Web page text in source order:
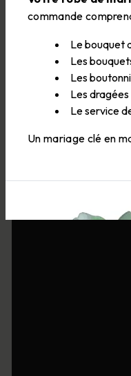
commande
Le bouquet
Les
Les
Les dragées
Le service
Un mariage clé en